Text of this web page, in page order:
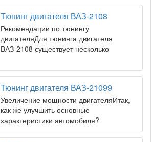
Тюнинг двигателя ВАЗ-2108
Рекомендации по тюнингу
двигателяДля тюнинга двигателя
ВАЗ-2108 существует несколько
Тюнинг двигателя ВАЗ-21099
Увеличение мощности двигателяИтак,
как же улучшить основные
характеристики автомобиля?